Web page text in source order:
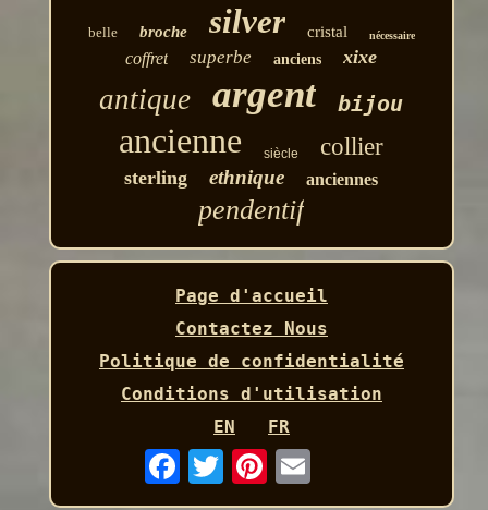
belle broche silver cristal nécessaire
coffret superbe anciens xixe
antique argent bijou
ancienne siècle collier
sterling ethnique anciennes
pendentif
Page d'accueil
Contactez Nous
Politique de confidentialité
Conditions d'utilisation
EN
FR